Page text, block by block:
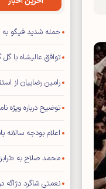
حمله شدید فیگو به
توافق عالیشاه با
رامین رضاییان از
توضیح درباره ویژه
اعلام بودجه سالانه
محمد صلاح به
نعمتی شاگرد دژاگه